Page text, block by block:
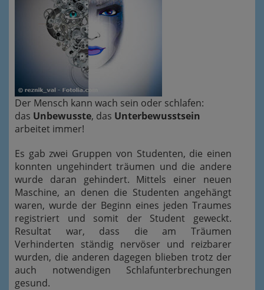
Der Mensch kann wach sein oder schlafen:
das Unbewusste, das Unterbewusstsein
arbeitet immer!
Es gab zwei Gruppen von Studenten, die einen
konnten ungehindert träumen und die andere
wurde daran gehindert. Mittels einer neuen
Maschine, an denen die Studenten angehängt
waren, wurde der Beginn eines jeden Traumes
registriert und somit der Student geweckt.
Resultat war, dass die am Träumen
Verhinderten ständig nervöser und reizbarer
wurden, die anderen dagegen blieben trotz der
auch notwendigen Schlafunterbrechungen
gesund.